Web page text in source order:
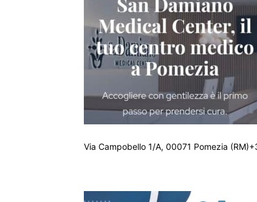
Via Campobello 1/A, 00071 Pomezia